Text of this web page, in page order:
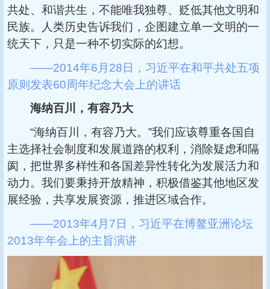
共处、和谐共生，不能唯我独尊、贬低其他文明和
民族。人类历史告诉我们，企图建立单一文明的一
统天下，只是一种不切实际的幻想。
——2014年6月28日，习近平在和平共处五项
原则发表60周年纪念大会上的讲话
海纳百川，有容乃大
“海纳百川，有容乃大。”我们应该尊重各国自
主选择社会制度和发展道路的权利，消除疑虑和隔
阂，把世界多样性和各国差异性转化为发展活力和
动力。我们要秉持开放精神，积极借鉴其他地区发
展经验，共享发展资源，推进区域合作。
——2013年4月7日，习近平在博鳌亚洲论坛
2013年年会上的主旨演讲